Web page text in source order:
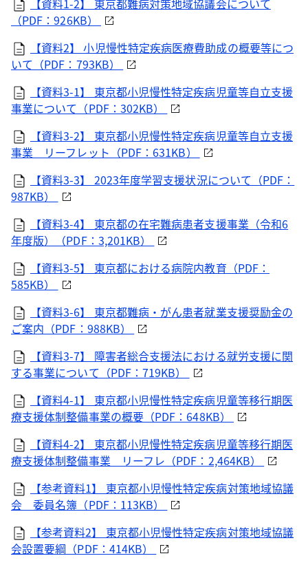
【資料1-2】 東京都難病対策地域協議会について
（PDF：926KB）
【資料2】 小児慢性特定疾病医療費助成の概要等につ
いて（PDF：793KB）
【資料3-1】 東京都小児慢性特定疾病児童等自立支援
事業について（PDF：302KB）
【資料3-2】 東京都小児慢性特定疾病児童等自立支援
事業 リーフレット（PDF：631KB）
【資料3-3】 2023年度学習支援状況について（PDF：
987KB）
【資料3-4】 東京都の在宅難病患者支援事業（令和6
年度版）（PDF：3,201KB）
【資料3-5】 東京都における病院内教育（PDF：
585KB）
【資料3-6】 東京都難病・がん患者就業支援奨励金の
ご案内（PDF：988KB）
【資料3-7】 障害者総合支援法における就労支援に関
する事業について（PDF：719KB）
【資料4-1】 東京都小児慢性特定疾病児童等移行期医
療支援体制整備事業の概要（PDF：648KB）
【資料4-2】 東京都小児慢性特定疾病児童等移行期医
療支援体制整備事業 リーフレ（PDF：2,464KB）
【参考資料1】 東京都小児慢性特定疾病対策地域協議
会 委員名簿（PDF：113KB）
【参考資料2】 東京都小児慢性特定疾病対策地域協議
会設置要綱（PDF：414KB）